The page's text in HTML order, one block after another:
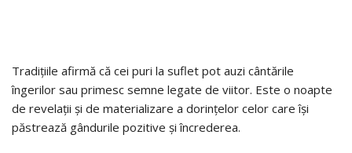
Tradițiile afirmă că cei puri la suflet pot auzi cântările
îngerilor sau primesc semne legate de viitor. Este o noapte
de revelații și de materializare a dorințelor celor care își
păstrează gândurile pozitive și încrederea.